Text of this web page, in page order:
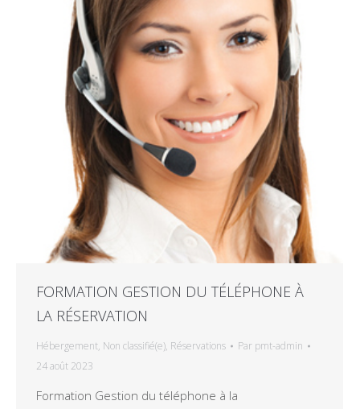
FORMATION GESTION DU TÉLÉPHONE À
LA RÉSERVATION
Hébergement, Non classifié(e), Réservations Par pmt-admin
24 août 2023
Formation Gestion du téléphone à la